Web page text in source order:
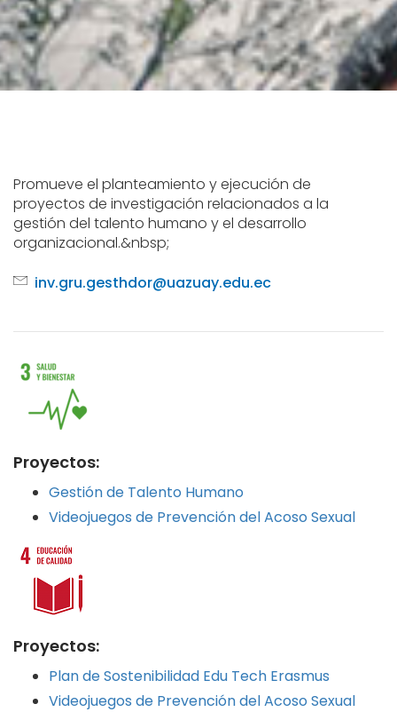
Promueve el planteamiento y ejecución de
proyectos de investigación relacionados a la
gestión del talento humano y el desarrollo
organizacional.&nbsp;
inv.gru.gesthdor@uazuay.edu.ec
Proyectos:
Gestión de Talento Humano
Videojuegos de Prevención del Acoso Sexual
Proyectos:
Plan de Sostenibilidad Edu Tech Erasmus
Videojuegos de Prevención del Acoso Sexual